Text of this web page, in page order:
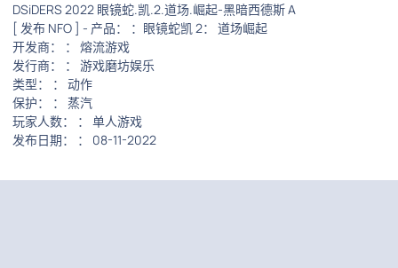
DSiDERS 2022 眼镜蛇.凯.2.道场.崛起-黑暗西德斯 A
[ 发布 NFO ] - 产品： ：眼镜蛇凯 2： 道场崛起
开发商： ： 熔流游戏
发行商： ： 游戏磨坊娱乐
类型： ： 动作
保护： ： 蒸汽
玩家人数： ： 单人游戏
发布日期： ： 08-11-2022